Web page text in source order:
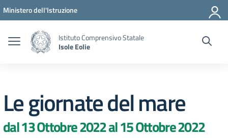
Vai ai contenuti
Vai al menu di navigazione
Vai al footer
Ministero dell'Istruzione
Istituto Comprensivo Statale
Isole Eolie
Le giornate del mare
dal 13 Ottobre 2022 al 15 Ottobre 2022